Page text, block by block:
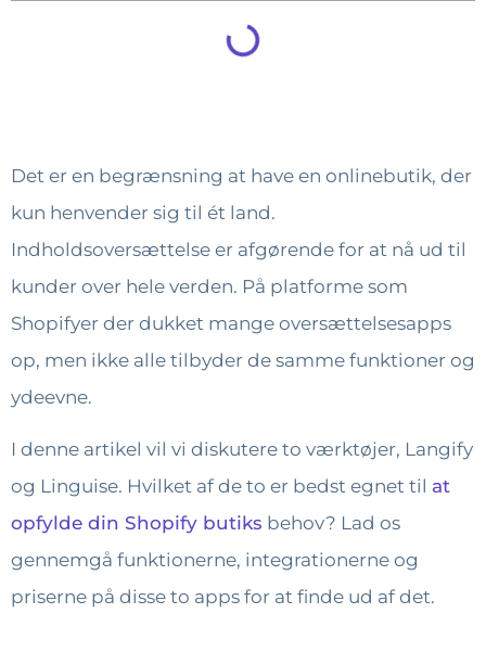
Det er en begrænsning at have en onlinebutik, der
kun henvender sig til ét land.
Indholdsoversættelse er afgørende for at nå ud til
kunder over hele verden. På platforme som
Shopifyer der dukket mange oversættelsesapps
op, men ikke alle tilbyder de samme funktioner og
ydeevne.
I denne artikel vil vi diskutere to værktøjer, Langify
og Linguise. Hvilket af de to er bedst egnet til at
opfylde din Shopify butiks behov? Lad os
gennemgå funktionerne, integrationerne og
priserne på disse to apps for at finde ud af det.